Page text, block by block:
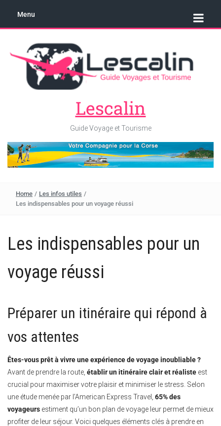
Menu
Lescalin
Guide Voyage et Tourisme
Home / Les infos utiles /
Les indispensables pour un voyage réussi
Les indispensables pour un
voyage réussi
Préparer un itinéraire qui répond à
vos attentes
Êtes-vous prêt à vivre une expérience de voyage inoubliable ?
Avant de prendre la route, établir un itinéraire clair et réaliste est
crucial pour maximiser votre plaisir et minimiser le stress. Selon
une étude menée par l’American Express Travel, 65% des
voyageurs estiment qu’un bon plan de voyage leur permet de mieux
profiter de leur séjour. Voici quelques éléments clés à prendre en